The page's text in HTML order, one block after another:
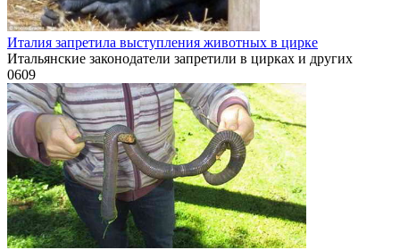
Италия запретила выступления животных в цирке
Итальянские законодатели запретили в цирках и других
0609